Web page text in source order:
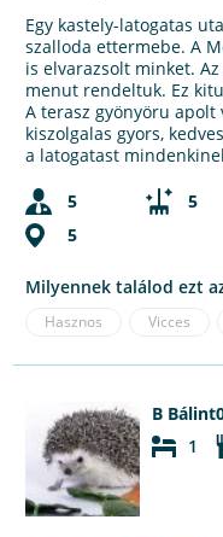
Egy kastely-latogatas
szalloda ettermebe. A
is elvarazsolt minket.
menut rendeltuk. Ez
A terasz gyönyöru
kiszolgalas gyors,
a latogatast
5
5
5
Milyennek találod ezt
Hasznos Vicces
B
1